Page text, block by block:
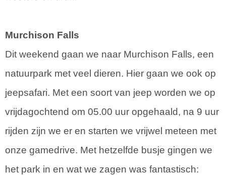
Murchison Falls
Dit weekend gaan we naar Murchison Falls, een
natuurpark met veel dieren. Hier gaan we ook op
jeepsafari. Met een soort van jeep worden we op
vrijdagochtend om 05.00 uur opgehaald, na 9 uur
rijden zijn we er en starten we vrijwel meteen met
onze gamedrive. Met hetzelfde busje gingen we
het park in en wat we zagen was fantastisch: